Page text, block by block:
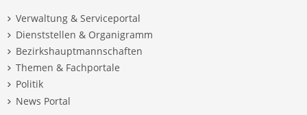
Verwaltung & Serviceportal
Dienststellen & Organigramm
Bezirkshauptmannschaften
Themen & Fachportale
Politik
News Portal